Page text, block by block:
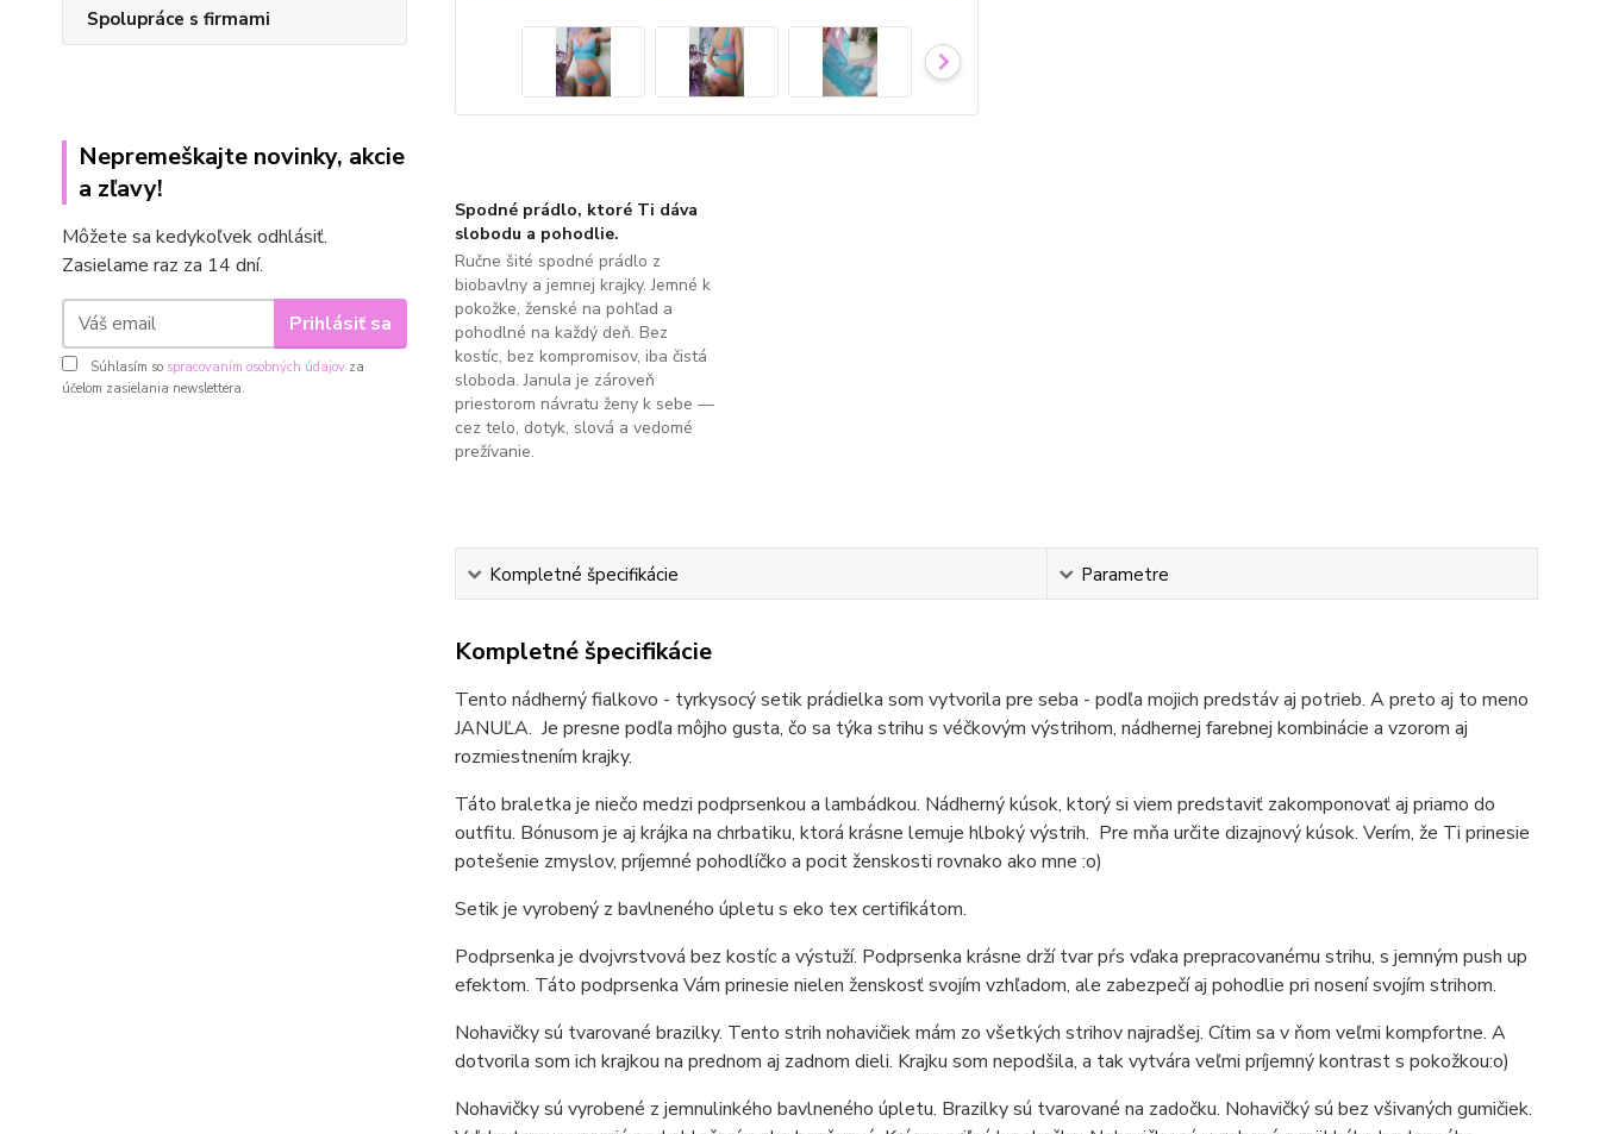
Spolupráce s firmami
Nepremeškajte novinky, akcie
a zľavy!
Môžete sa kedykoľvek odhlásiť.
Zasielame raz za 14 dní.
Prihlásiť sa
Súhlasím so spracovaním osobných údajov za
účelom zasielania newslettera.
Spodné prádlo, ktoré Ti dáva
slobodu a pohodlie.
Ručne šité spodné prádlo z
biobavlny a jemnej krajky. Jemné k
pokožke, ženské na pohľad a
pohodlné na každý deň. Bez
kostíc, bez kompromisov, iba čistá
sloboda. Janula je zároveň
priestorom návratu ženy k sebe —
cez telo, dotyk, slová a vedomé
prežívanie.
Kompletné špecifikácie Parametre
Kompletné špecifikácie
Tento nádherný fialkovo - tyrkysocý setik prádielka som vytvorila pre seba - podľa mojich predstáv aj potrieb. A preto aj to meno
JANUĽA. Je presne podľa môjho gusta, čo sa týka strihu s véčkovým výstrihom, nádhernej farebnej kombinácie a vzorom aj
rozmiestnením krajky.
Táto braletka je niečo medzi podprsenkou a lambádkou. Nádherný kúsok, ktorý si viem predstaviť zakomponovať aj priamo do
outfitu. Bónusom je aj krájka na chrbatiku, ktorá krásne lemuje hlboký výstrih. Pre mňa určite dizajnový kúsok. Verím, že Ti prinesie
potešenie zmyslov, príjemné pohodlíčko a pocit ženskosti rovnako ako mne :o)
Setik je vyrobený z bavlneného úpletu s eko tex certifikátom.
Podprsenka je dvojvrstvová bez kostíc a výstuží. Podprsenka krásne drží tvar pŕs vďaka prepracovanému strihu, s jemným push up
efektom. Táto podprsenka Vám prinesie nielen ženskosť svojím vzhľadom, ale zabezpečí aj pohodlie pri nosení svojím strihom.
Nohavičky sú tvarované brazilky. Tento strih nohavičiek mám zo všetkých strihov najradšej. Cítim sa v ňom veľmi kompfortne. A
dotvorila som ich krajkou na prednom aj zadnom dieli. Krajku som nepodšila, a tak vytvára veľmi príjemný kontrast s pokožkou:o)
Nohavičky sú vyrobené z jemnulinkého bavlneného úpletu. Brazilky sú tvarované na zadočku. Nohavičký sú bez všivaných gumičiek.